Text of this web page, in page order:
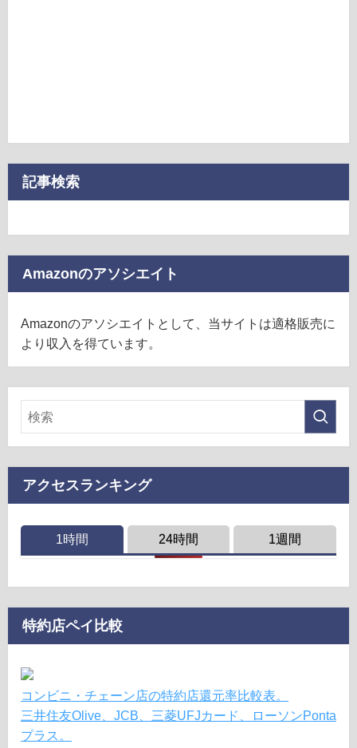
記事検索
Amazonのアソシエイト
Amazonのアソシエイトとして、当サイトは適格販売に
より収入を得ています。
アクセスランキング
1時間 24時間 1週間
特約店ペイ比較
コンビニ・チェーン店の特約店還元率比較表。
三井住友Olive、JCB、三菱UFJカード、ローソンPonta
プラス。